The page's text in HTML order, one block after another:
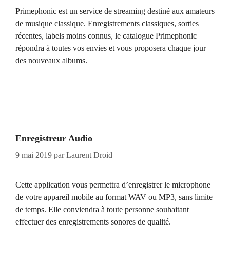
Primephonic est un service de streaming destiné aux amateurs
de musique classique. Enregistrements classiques, sorties
récentes, labels moins connus, le catalogue Primephonic
répondra à toutes vos envies et vous proposera chaque jour
des nouveaux albums.
Enregistreur Audio
9 mai 2019 parLaurent Droid
Cette application vous permettra d’enregistrer le microphone
de votre appareil mobile au format WAV ou MP3, sans limite
de temps. Elle conviendra à toute personne souhaitant
effectuer des enregistrements sonores de qualité.